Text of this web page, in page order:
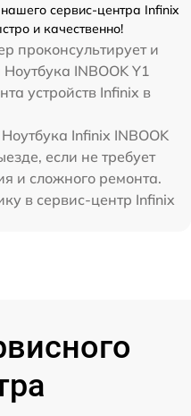
сервис-центра Infinix
и качественно!
проконсультирует и
INBOOK Y1
устройств Infinix в
Infinix INBOOK
если не требует
и сложного ремонта.
в сервис-центр Infinix